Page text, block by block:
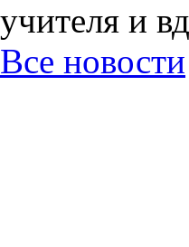
учителя и
Все новости